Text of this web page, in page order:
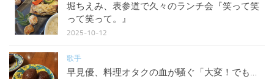
堀ちえみ、表参道で久々のランチ会『笑って笑
って笑って。』
2025-10-12
歌手
早見優、料理オタクの血が騒ぐ「大変！でも…